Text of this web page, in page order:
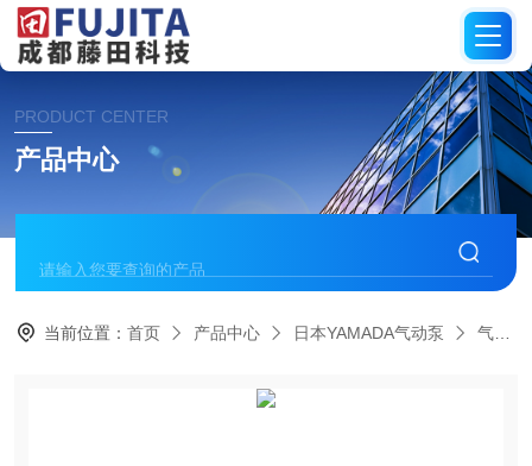
PRODUCT CENTER
产品中心
当前位置：首页 产品中心 日本YAMADA气动泵 气动隔膜泵